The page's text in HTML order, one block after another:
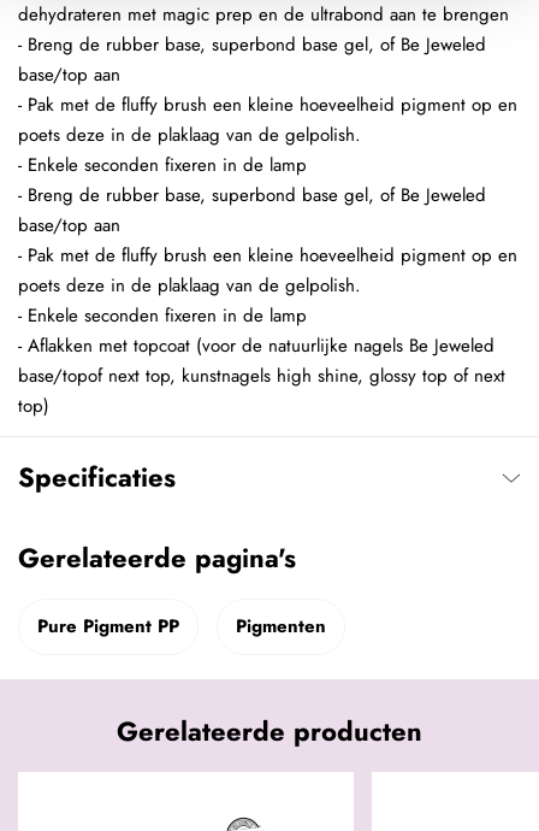
dehydrateren met magic prep en de ultrabond aan te brengen
- Breng de rubber base, superbond base gel, of Be Jeweled
base/top aan
- Pak met de fluffy brush een kleine hoeveelheid pigment op en
poets deze in de plaklaag van de gelpolish.
- Enkele seconden fixeren in de lamp
- Breng de rubber base, superbond base gel, of Be Jeweled
base/top aan
- Pak met de fluffy brush een kleine hoeveelheid pigment op en
poets deze in de plaklaag van de gelpolish.
- Enkele seconden fixeren in de lamp
- Aflakken met topcoat (voor de natuurlijke nagels Be Jeweled
base/topof next top, kunstnagels high shine, glossy top of next
top)
Specificaties
Gerelateerde pagina's
Pure Pigment PP Pigmenten
Gerelateerde producten